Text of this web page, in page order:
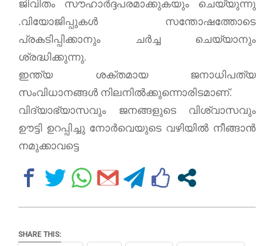
ജിവിതം സൗഹാര്‍ദ്ദപരമാക്കുകയും ചെയ്യുന്നു
.വിയോജിപ്പുകൾ സന്തോഷത്തോടെ
പ്രകടിപ്പിക്കാനും ചര്‍ച്ച ചെയ്യാനും
ശ്രദ്ധിക്കുന്നു.
ഇന്ത്യ ശക്തമായ ജനാധിപത്യ
സംവിധാനങ്ങൾ നിലനിൽക്കുന്നൊരിടമാണ്.
വിദ്യാഭ്യാസവും ജനങ്ങളുടെ വിശ്വാസവും
ഊട്ടി ഉറപ്പിച്ചു നോർവെയുടെ വഴിയിൽ നീങ്ങാൻ
നമുക്കാവട്ടെ
SHARE THIS: